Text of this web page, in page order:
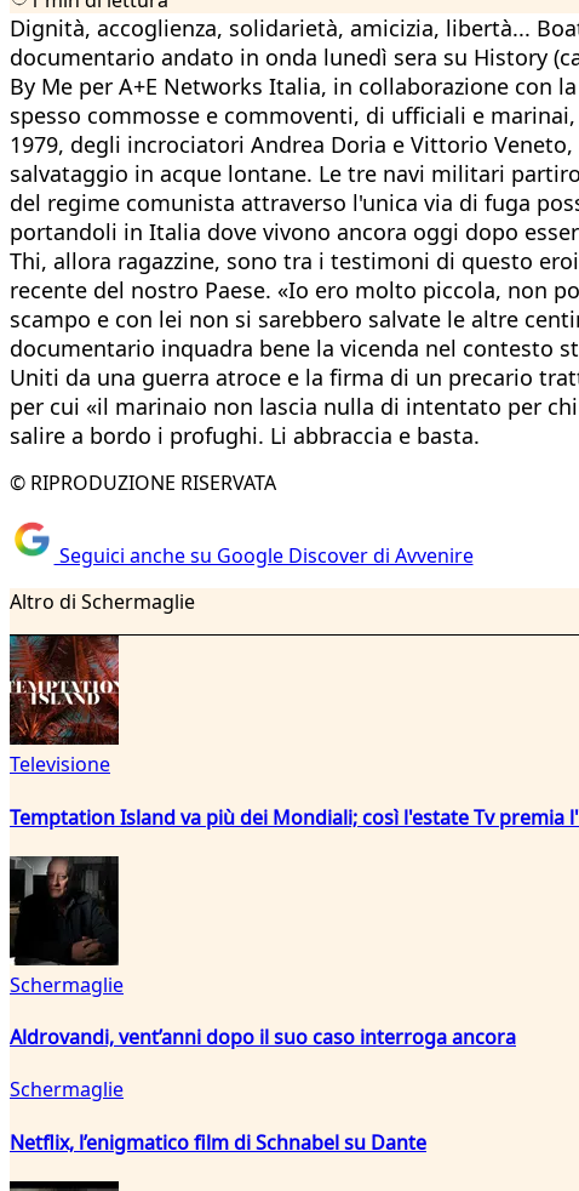
Dignità, accoglienza, solidarietà, amicizia, libertà...
documentario andato in onda lunedì sera su History
By Me per A+E Networks Italia, in collaborazione con
spesso commosse e commoventi, di ufficiali e
1979, degli incrociatori Andrea Doria e Vittorio
salvataggio in acque lontane. Le tre navi militari
del regime comunista attraverso l'unica via di fuga
portandoli in Italia dove vivono ancora oggi dopo
Thi, allora ragazzine, sono tra i testimoni di questo
recente del nostro Paese. «Io ero molto piccola, non
scampo e con lei non si sarebbero salvate le altre
documentario inquadra bene la vicenda nel contesto
Uniti da una guerra atroce e la firma di un precario
per cui «il marinaio non lascia nulla di intentato per
salire a bordo i profughi. Li abbraccia e basta.
© RIPRODUZIONE RISERVATA
Seguici anche su Google Discover di Avvenire
Altro di Schermaglie
Televisione
Temptation Island va più dei Mondiali; così l'estate Tv premia
Schermaglie
Aldrovandi, vent’anni dopo il suo caso interroga ancora
Schermaglie
Netflix, l’enigmatico film di Schnabel su Dante